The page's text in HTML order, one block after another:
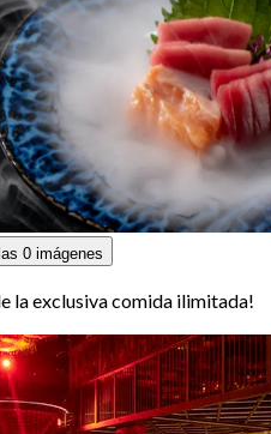
0 imágenes
la exclusiva comida ilimitada!